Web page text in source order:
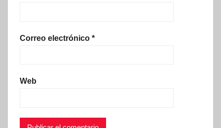
Correo electrónico *
Web